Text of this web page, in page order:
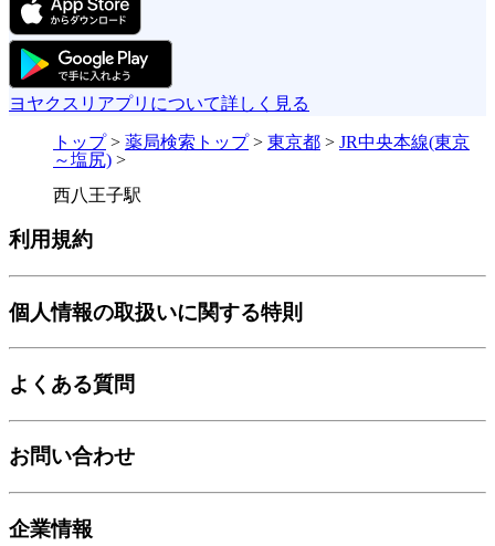
ヨヤクスリアプリについて詳しく見る
トップ> 薬局検索トップ> 東京都 > JR中央本線(東京
～塩尻) >
西八王子駅
利用規約
個人情報の取扱いに関する特則
よくある質問
お問い合わせ
企業情報